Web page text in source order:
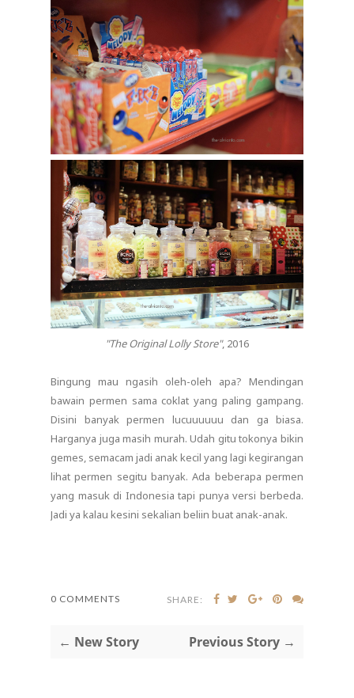
"The Original Lolly Store", 2016
Bingung mau ngasih oleh-oleh apa? Mendingan
bawain permen sama coklat yang paling gampang.
Disini banyak permen lucuuuuuu dan ga biasa.
Harganya juga masih murah. Udah gitu tokonya bikin
gemes, semacam jadi anak kecil yang lagi kegirangan
lihat permen segitu banyak. Ada beberapa permen
yang masuk di Indonesia tapi punya versi berbeda.
Jadi ya kalau kesini sekalian beliin buat anak-anak.
0 COMMENTS SHARE:
← New Story Previous Story →